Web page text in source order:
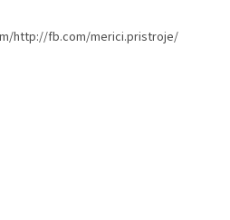
y
v
http://fb.com/merici.pristroje/